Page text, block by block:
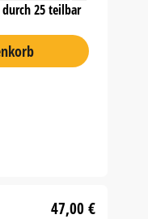
25 teilbar
47,00 €